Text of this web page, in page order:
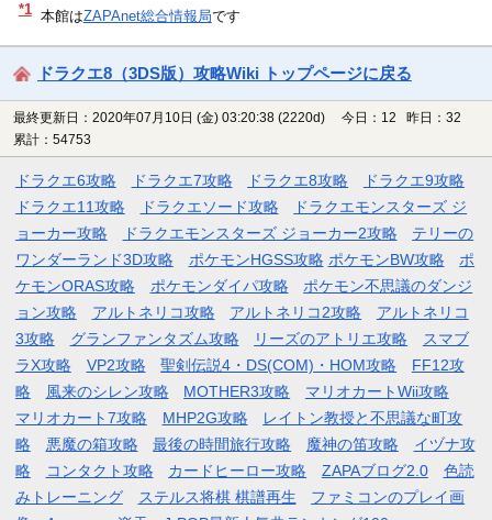
*1 本館はZAPAnet総合情報局です
ドラクエ8（3DS版）攻略Wiki トップページに戻る
最終更新日：2020年07月10日 (金) 03:20:38 (2220d)
今日：12 昨日：32
累計：54753
ドラクエ6攻略 ドラクエ7攻略 ドラクエ8攻略
ドラクエ9攻略
ドラクエ11攻略
ドラクエソード攻略
ドラクエモンスターズ ジ
ョーカー攻略
ドラクエモンスターズ ジョーカー2攻略
テリーの
ワンダーランド3D攻略
ポケモンHGSS攻略 ポケモンBW攻略
ポ
ケモンORAS攻略
ポケモンダイパ攻略
ポケモン不思議のダンジ
ョン攻略
アルトネリコ攻略 アルトネリコ2攻略
アルトネリコ
3攻略
グランファンタズム攻略 リーズのアトリエ攻略
スマブ
ラX攻略
VP2攻略 聖剣伝説4・DS(COM)・HOM攻略
FF12攻
略
風来のシレン攻略 MOTHER3攻略
マリオカートWii攻略
マリオカート7攻略
MHP2G攻略
レイトン教授と不思議な町攻
略
悪魔の箱攻略 最後の時間旅行攻略 魔神の笛攻略
イヅナ攻
略
コンタクト攻略 カードヒーロー攻略 ZAPAブログ2.0
色読
みトレーニング
ステルス将棋 棋譜再生
ファミコンのプレイ画